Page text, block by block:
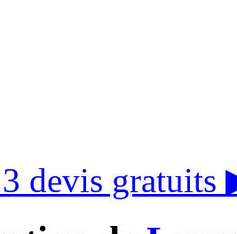
devis gratuits